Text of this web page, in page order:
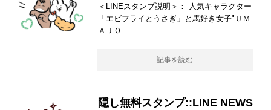
＜LINEスタンプ説明＞： 人気キャラクター
「エビフライとうさぎ」と馬好き女子"ＵＭ
ＡＪＯ
記事を読む
隠し無料スタンプ::LINE NEWS